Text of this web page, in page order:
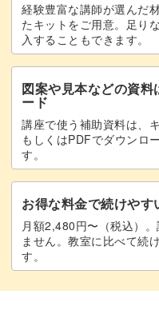
経験豊富な講師が選んだ
たキットをご用意。足り
入することもできます。
図案や見本などの資
ード
講座で使う補助資料は、
もしくはPDFでダウンロ
す。
お得な料金で続けやす
月額2,480円〜（税込）
ません。教室に比べて続
す。